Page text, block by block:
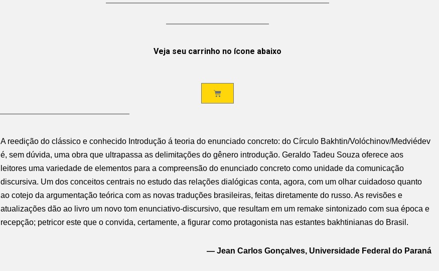
Veja seu carrinho no ícone abaixo
A reedição do clássico e conhecido Introdução á teoria do enunciado concreto: do Círculo Bakhtin/Volóchinov/Medviédev
é, sem dúvida, uma obra que ultrapassa as delimitações do gênero introdução. Geraldo Tadeu Souza oferece aos
leitores uma variedade de elementos para a compreensão do enunciado concreto como unidade da comunicação
discursiva. Um dos conceitos centrais no estudo das relações dialógicas conta, agora, com um olhar cuidadoso quanto
ao cotejo da argumentação teórica com as novas traduções brasileiras, feitas diretamente do russo. As revisões e
atualizações dão ao livro um novo tom enunciativo-discursivo, que resultam em um remake sintonizado com sua época e
recepção; petricor este que o convida, certamente, a figurar como protagonista nas estantes bakhtinianas do Brasil.
— Jean Carlos Gonçalves, Universidade Federal do Paraná